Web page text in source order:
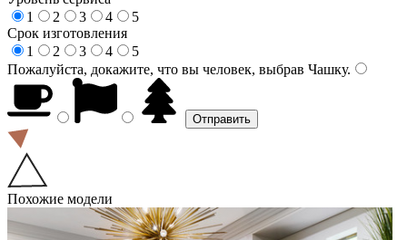
1
2 3 4
5
Срок изготовления
1
2 3 4
5
Пожалуйста, докажите, что вы человек, выбрав Чашку.
Похожие модели